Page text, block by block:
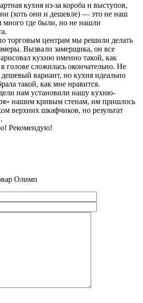
кухня из-за короба и выступов,
(хоть они и дешевле) — это не наш
где были, но не нашли
торговым центрам мы решили делать
Вызвали замерщика, он все
кухню именно такой, как
голове сложилась окончательно. Не
вариант, но кухня идеально
такой, как мне нравится.
нам установили нашу кухню-
нашим кривым стенам, им пришлось
верхних шкафчиков, но результат
Рекомендую!
Олимп